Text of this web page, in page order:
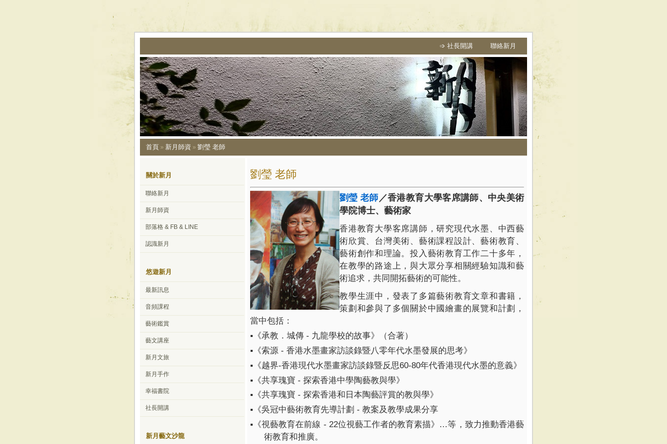
➩ 社長開講 聯絡新月
首頁 » 新月師資 » 劉瑩 老師
關於新月
聯絡新月
新月師資
部落格 & FB & LINE
認識新月
悠遊新月
最新訊息
音頻課程
藝術鑑賞
藝文講座
新月文旅
新月手作
幸福書院
社長開講
新月藝文沙龍
劉瑩 老師
劉瑩 老師／香港教育大學客席講師、中央美術
學院博士、藝術家
香港教育大學客席講師，研究現代水墨、中西藝
術欣賞、台灣美術、藝術課程設計、藝術教育、
藝術創作和理論。投入藝術教育工作二十多年，
在教學的路途上，與大眾分享相關經驗知識和藝
術追求，共同開拓藝術的可能性。
教學生涯中，發表了多篇藝術教育文章和書籍，
策劃和參與了多個關於中國繪畫的展覽和計劃，
當中包括：
▪️ 《承教．城傳 - 九龍學校的故事》（合著）
▪️ 《索源 - 香港水墨畫家訪談錄暨八零年代水墨發展的思考》
▪️ 《越界-香港現代水墨畫家訪談錄暨反思60-80年代香港現代水墨的意義》
▪️ 《共享瑰寶 - 探索香港中學陶藝教與學》
▪️ 《共享瑰寶 - 探索香港和日本陶藝評賞的教與學》
▪️ 《吳冠中藝術教育先導計劃 - 教案及教學成果分享
▪️ 《視藝教育在前線 - 22位視藝工作者的教育素描》 …等，致力推動香港藝
術教育和推廣。